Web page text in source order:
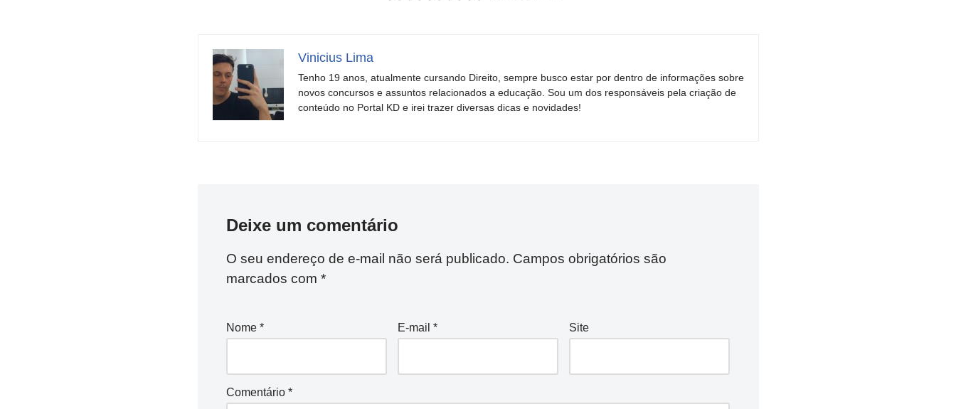
Vinicius Lima
Tenho 19 anos, atualmente cursando Direito, sempre busco estar por dentro de informações sobre
novos concursos e assuntos relacionados a educação. Sou um dos responsáveis pela criação de
conteúdo no Portal KD e irei trazer diversas dicas e novidades!
Deixe um comentário
O seu endereço de e-mail não será publicado. Campos obrigatórios são
marcados com *
Nome * E-mail * Site
Comentário *